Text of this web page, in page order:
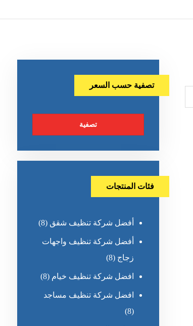
تصفية حسب السعر
تصفية
فئات المنتجات
أفضل شركة تنظيف شقق (8)
أفضل شركة تنظيف واجهات
زجاج (8)
افضل شركة تنظيف خيام (8)
افضل شركة تنظيف مساجد
(8)